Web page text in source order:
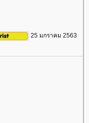
25 มกราคม 2563